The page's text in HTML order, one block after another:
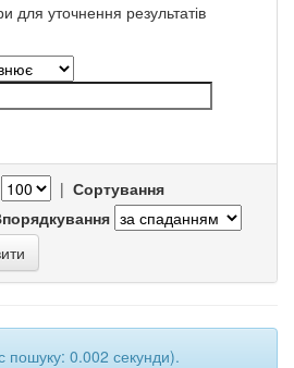
для уточнення результатів
| Сортування
пошуку: 0.002 секунди).